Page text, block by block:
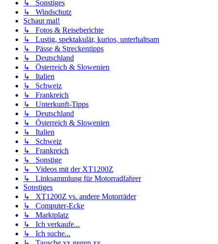
↳ Sonstiges
↳ Windschutz
Schaut mal!
↳ Fotos & Reiseberichte
↳ Lustig, spektakulär, kurios, unterhaltsam
↳ Pässe & Streckentipps
↳ Deutschland
↳ Österreich & Slowenien
↳ Italien
↳ Schweiz
↳ Frankreich
↳ Unterkunft-Tipps
↳ Deutschland
↳ Österreich & Slowenien
↳ Italien
↳ Schweiz
↳ Frankreich
↳ Sonstige
↳ Videos mit der XT1200Z
↳ Linksammlung für Motorradfahrer
Sonstiges
↳ XT1200Z vs. andere Motorräder
↳ Computer-Ecke
↳ Marktplatz
↳ Ich verkaufe...
↳ Ich suche...